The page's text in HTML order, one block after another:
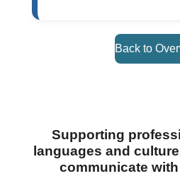
Back to
Supporting
languages and
communicate